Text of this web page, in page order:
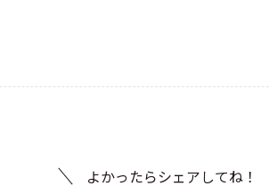
よかったらシェアしてね！